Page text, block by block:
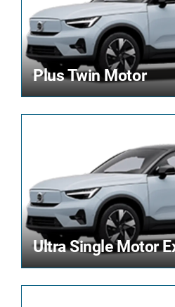
Plus Twin Motor
Ultra Single Motor